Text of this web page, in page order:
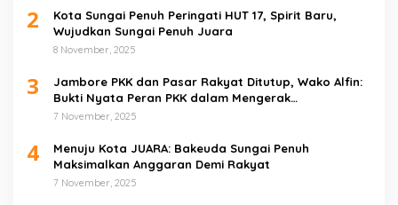
2
Kota Sungai Penuh Peringati HUT 17, Spirit Baru,
Wujudkan Sungai Penuh Juara
8 November, 2025
3
Jambore PKK dan Pasar Rakyat Ditutup, Wako Alfin:
Bukti Nyata Peran PKK dalam Mengerak
Perekonomian Masyarakat
7 November, 2025
4
Menuju Kota JUARA: Bakeuda Sungai Penuh
Maksimalkan Anggaran Demi Rakyat
7 November, 2025